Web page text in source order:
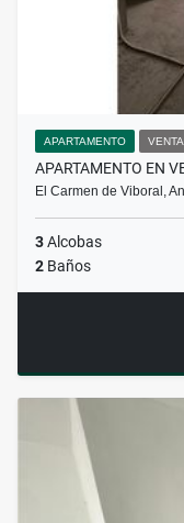
APARTAMENTO VENTA
APARTAMENTO EN
El Carmen de Viboral,
3Alcobas
2 Baños